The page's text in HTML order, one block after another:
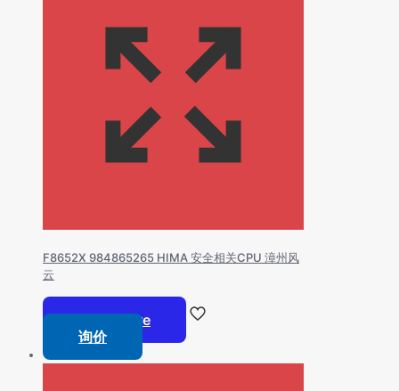
F8652X 984865265 HIMA 安全相关CPU 漳州风
云
Read more
询价